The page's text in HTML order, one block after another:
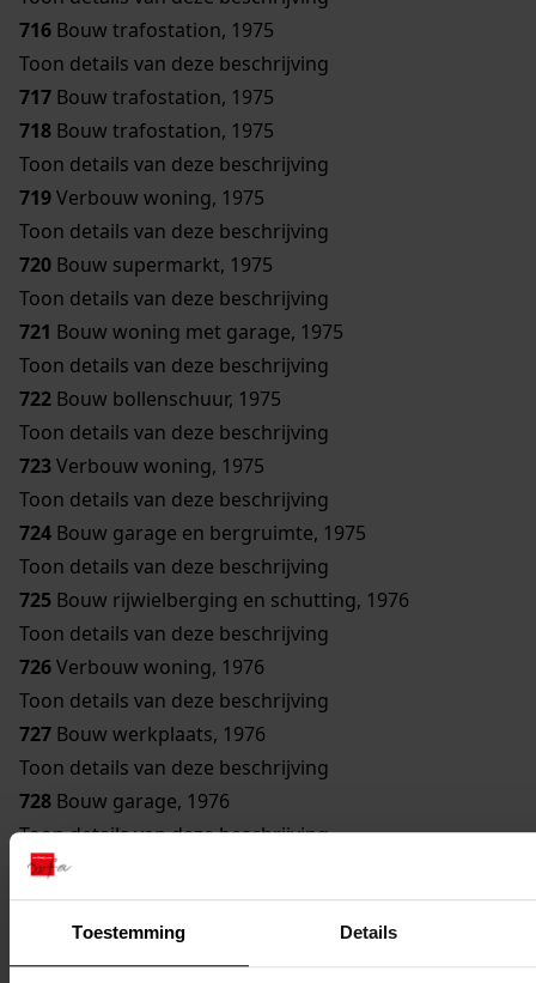
Toestemming Details
716 Bouw trafostation, 1975
Toon details van deze beschrijving
717 Bouw trafostation, 1975
718 Bouw trafostation, 1975
Toon details van deze beschrijving
719Verbouw woning, 1975
Toon details van deze beschrijving
720 Bouw supermarkt, 1975
Toon details van deze beschrijving
721 Bouw woning met garage, 1975
Toon details van deze beschrijving
722 Bouw bollenschuur, 1975
Toon details van deze beschrijving
723Verbouw woning, 1975
Toon details van deze beschrijving
724 Bouw garage en bergruimte, 1975
Toon details van deze beschrijving
725 Bouw rijwielberging en schutting, 1976
Toon details van deze beschrijving
726Verbouw woning, 1976
Toon details van deze beschrijving
727 Bouw werkplaats, 1976
Toon details van deze beschrijving
728 Bouw garage, 1976
Toon details van deze beschrijving
729Vergroten telefooncentrale, 1976
Toon details van deze beschrijving
Bouw garage, 1976
Toon details van deze beschrijving